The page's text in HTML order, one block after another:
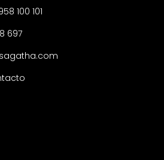
100 101
697